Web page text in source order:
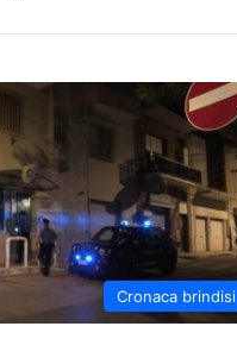
Cronaca brindisi